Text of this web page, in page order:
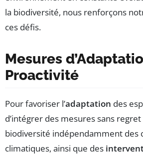
la biodiversité, nous renforçons
ces défis.
Mesures
Proactivité
Pour favoriser l’adaptation des
d’intégrer des mesures sans
biodiversité indépendamment des
climatiques, ainsi que des